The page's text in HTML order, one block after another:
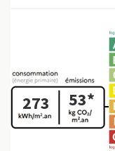
273 53*